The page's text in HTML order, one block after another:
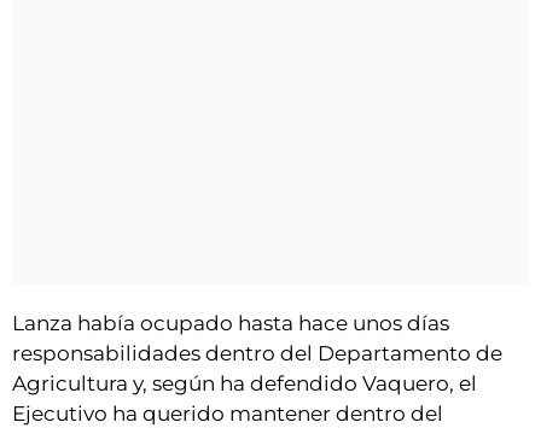
Lanza había ocupado hasta hace unos días
responsabilidades dentro del Departamento de
Agricultura y, según ha defendido Vaquero, el
Ejecutivo ha querido mantener dentro del